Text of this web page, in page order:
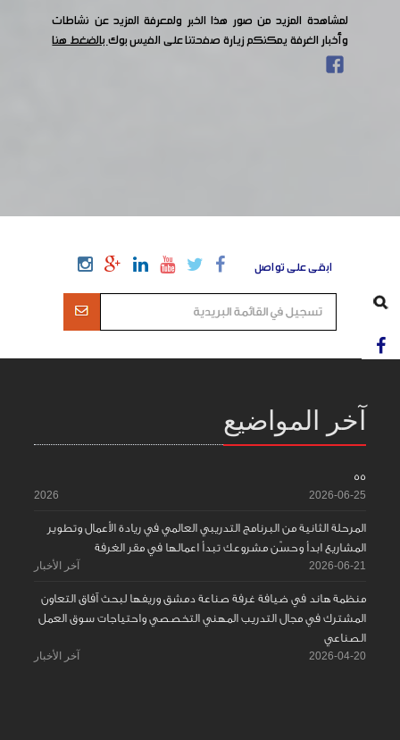
لمشاهدة المزيد من صور هذا الخبر ولمعرفة المزيد عن نشاطات
وأخبار الغرفة يمكنكم زيارة صفحتنا على الفيس بوكبالضغط هنا
ابقى على تواصل
آخر المواضيع
55
2026-06-25
2026
المرحلة الثانية من البرنامج التدريبي العالمي في ريادة الأعمال وتطوير
المشاريع ابدأ وحسّن مشروعك تبدأ اعمالها في مقر الغرفة
2026-06-21 آخر الأخبار
منظمة هاند في ضيافة غرفة صناعة دمشق وريفها لبحث آفاق التعاون
المشترك في مجال التدريب المهني التخصصي واحتياجات سوق العمل
الصناعي
2026-04-20 آخر الأخبار